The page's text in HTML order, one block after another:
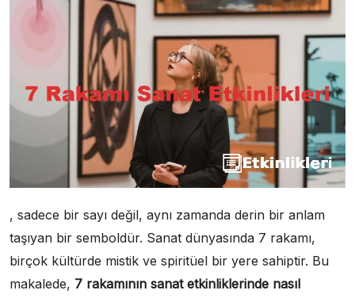
, sadece bir sayı değil, aynı zamanda derin bir anlam
taşıyan bir semboldür. Sanat dünyasında 7 rakamı,
birçok kültürde mistik ve spiritüel bir yere sahiptir. Bu
makalede, 7 rakamının sanat etkinliklerinde nasıl